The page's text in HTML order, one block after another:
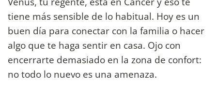
tiene más sensible de lo habitual. Hoy es un
buen día para conectar con la familia o hacer
algo que te haga sentir en casa. Ojo con
encerrarte demasiado en la zona de confort:
no todo lo nuevo es una amenaza.